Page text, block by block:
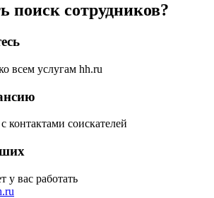
поиск сотрудников?
всем услугам hh.ru
контактами соискателей
у вас работать